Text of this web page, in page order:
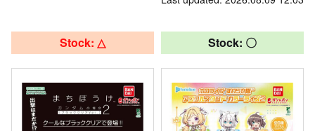
Stock: △ Stock: 〇